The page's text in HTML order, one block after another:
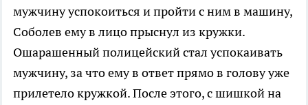
мужчину успокоиться и пройти с ним в машину,
Соболев ему в лицо прыснул из кружки.
Ошарашенный полицейский стал успокаивать
мужчину, за что ему в ответ прямо в голову уже
прилетело кружкой. После этого, с шишкой на